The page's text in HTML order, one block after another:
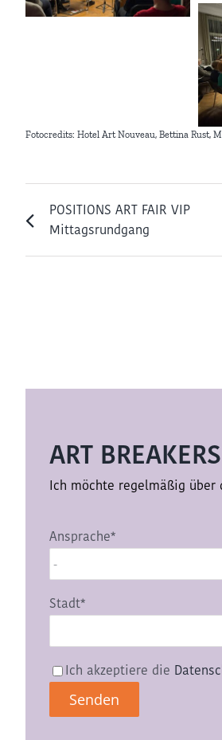
Fotocredits: Hotel Art Nouveau, Bettina Rust,
POSITIONS ART FAIR VIP
Mittagsrundgang
ART
Ich möchte regelmäßig über
Ansprache*
Stadt*
Ich akzeptiere die